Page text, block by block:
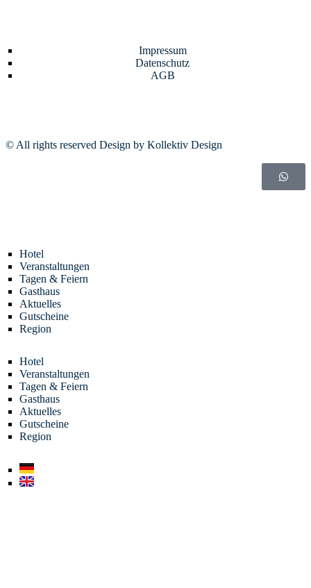
Impressum
Datenschutz
AGB
© All rights reserved Design by Kollektiv Design
Hotel
Veranstaltungen
Tagen & Feiern
Gasthaus
Aktuelles
Gutscheine
Region
Hotel
Veranstaltungen
Tagen & Feiern
Gasthaus
Aktuelles
Gutscheine
Region